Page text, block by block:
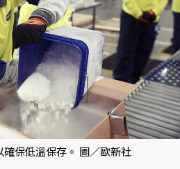
保低溫保存。 圖／歐新社